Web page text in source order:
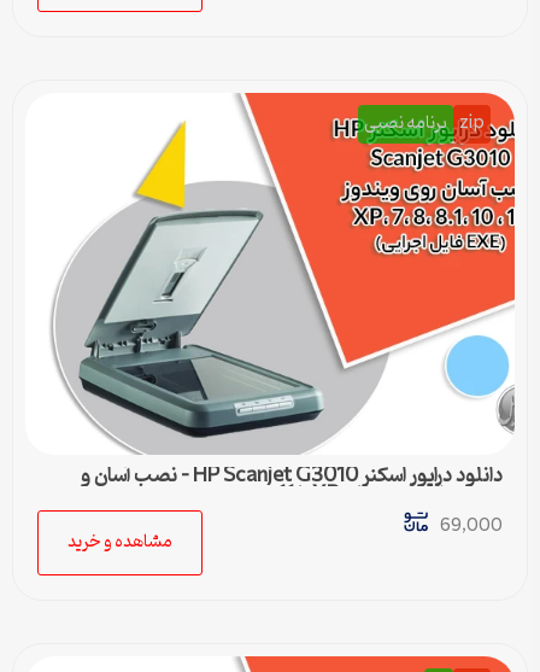
zip برنامه نصبی
دانلود درایور اسکنر HP Scanjet G3010 – نصب آسان و
سریع برای ویندوزهای XP تا 11
69,000
مشاهده و خرید